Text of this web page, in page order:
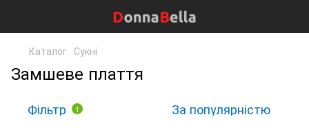
Каталог Сукні
Замшеве плаття
Фільтр 1 За популярністю